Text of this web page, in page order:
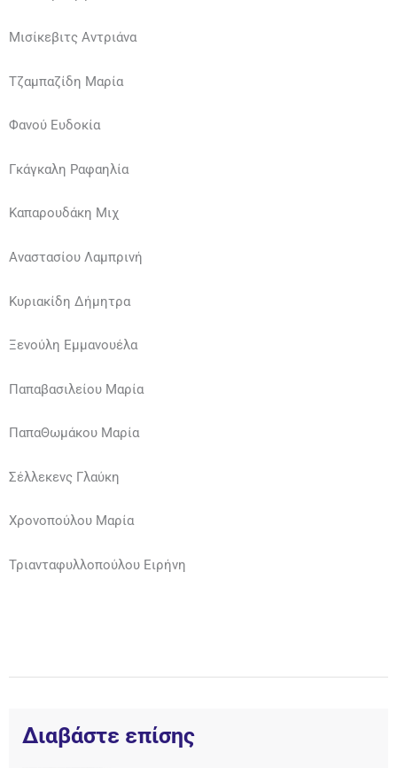
Μισίκεβιτς Αντριάνα
Τζαμπαζίδη Μαρία
Φανού Ευδοκία
Γκάγκαλη Ραφαηλία
Καπαρουδάκη Μιχ
Αναστασίου Λαμπρινή
Κυριακίδη Δήμητρα
Ξενούλη Εμμανουέλα
Παπαβασιλείου Μαρία
ΠαπαΘωμάκου Μαρία
Σέλλεκενς Γλαύκη
Χρονοπούλου Μαρία
Τριανταφυλλοπούλου Ειρήνη
Διαβάστε επίσης